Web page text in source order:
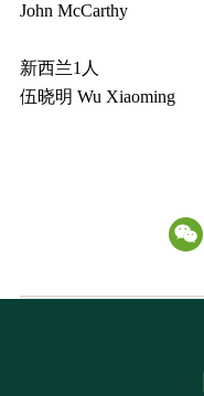
John McCarthy
新西兰1人
伍晓明 Wu Xiaoming